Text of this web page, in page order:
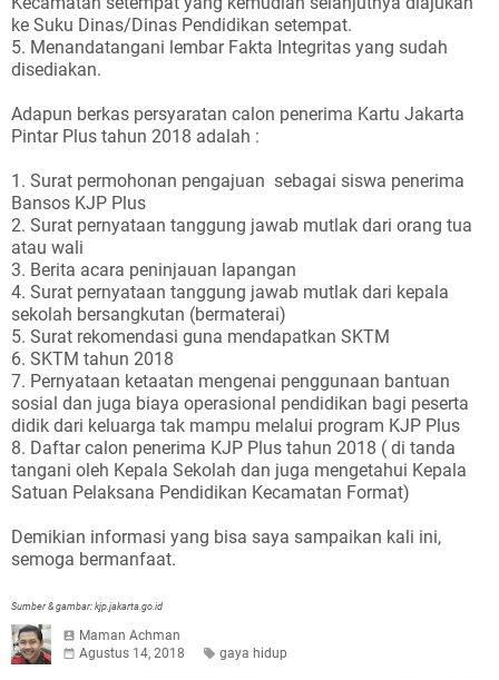
ke Suku Dinas/Dinas Pendidikan setempat.
5. Menandatangani lembar Fakta Integritas yang sudah
disediakan.
Adapun berkas persyaratan calon penerima Kartu Jakarta
Pintar Plus tahun 2018 adalah :
1. Surat permohonan pengajuan sebagai siswa penerima
Bansos KJP Plus
2. Surat pernyataan tanggung jawab mutlak dari orang tua
atau wali
3. Berita acara peninjauan lapangan
4. Surat pernyataan tanggung jawab mutlak dari kepala
sekolah bersangkutan (bermaterai)
5. Surat rekomendasi guna mendapatkan SKTM
6. SKTM tahun 2018
7. Pernyataan ketaatan mengenai penggunaan bantuan
sosial dan juga biaya operasional pendidikan bagi peserta
didik dari keluarga tak mampu melalui program KJP Plus
8. Daftar calon penerima KJP Plus tahun 2018 ( di tanda
tangani oleh Kepala Sekolah dan juga mengetahui Kepala
Satuan Pelaksana Pendidikan Kecamatan Format)
Demikian informasi yang bisa saya sampaikan kali ini,
semoga bermanfaat.
Sumber & gambar: kjp.jakarta.go.id
Maman Achman
Agustus 14, 2018
gaya hidup